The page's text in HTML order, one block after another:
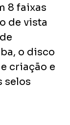
8 faixas
de vista
o disco
criação e
selos